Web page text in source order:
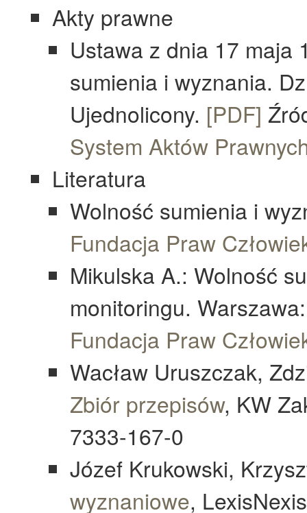
Akty prawne
Ustawa z dnia 17 maja
sumienia i wyznania.
Ujednolicony. [PDF]
System Aktów
Literatura
Wolność sumienia i
Fundacja Praw
Mikulska A.: Wolność
monitoringu.
Fundacja Praw
Wacław Uruszczak,
Zbiór przepisów, KW
7333-167-0
Józef Krukowski,
wyznaniowe,